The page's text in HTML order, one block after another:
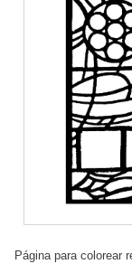
Página para colorear